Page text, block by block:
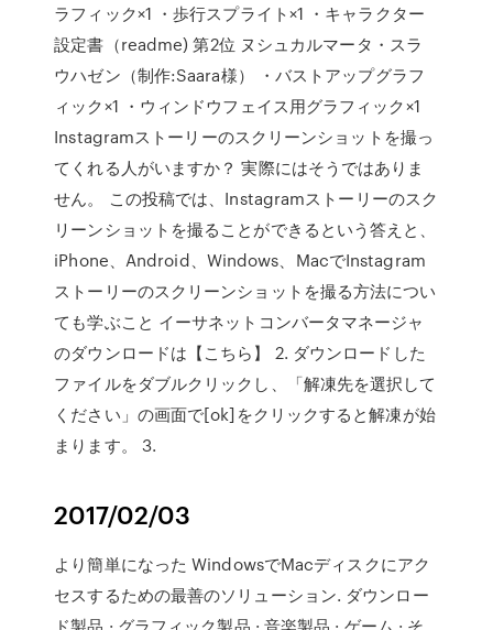
ラフィック×1 ・歩行スプライト×1 ・キャラクター
設定書（readme) 第2位 ヌシュカルマータ・スラ
ウハゼン（制作:Saara様） ・バストアップグラフ
ィック×1 ・ウィンドウフェイス用グラフィック×1
Instagramストーリーのスクリーンショットを撮っ
てくれる人がいますか？ 実際にはそうではありま
せん。 この投稿では、Instagramストーリーのスク
リーンショットを撮ることができるという答えと、
iPhone、Android、Windows、MacでInstagram
ストーリーのスクリーンショットを撮る方法につい
ても学ぶこと イーサネットコンバータマネージャ
のダウンロードは【こちら】 2. ダウンロードした
ファイルをダブルクリックし、「解凍先を選択して
ください」の画面で[ok]をクリックすると解凍が始
まります。 3.
2017/02/03
より簡単になった WindowsでMacディスクにアク
セスするための最善のソリューション. ダウンロー
ド製品 · グラフィック製品 · 音楽製品 · ゲーム · そ